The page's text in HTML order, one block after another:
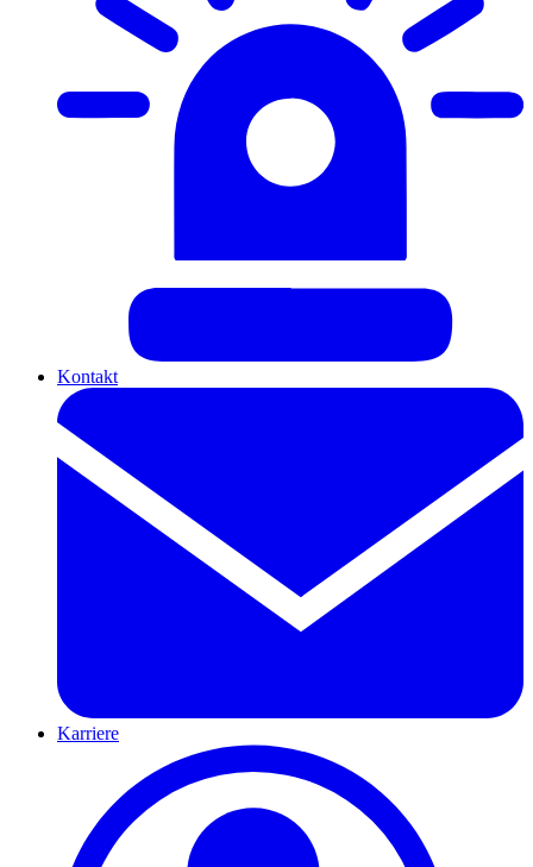
Kontakt
Karriere